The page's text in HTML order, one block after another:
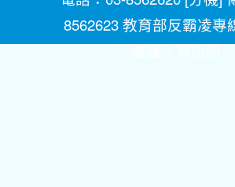
8562623 教育部反霸凌專
維護：資訊組